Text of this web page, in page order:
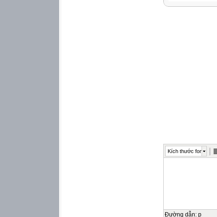
Tốt:…01....;
Số
Kích thước font
Đường dẫn: p